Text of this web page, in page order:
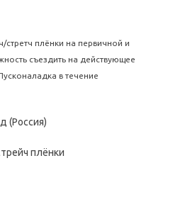
стретч плёнки на первичной и
съездить на действующее
в течение
(Россия)
плёнки